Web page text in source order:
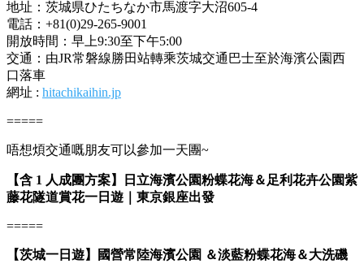
地址：茨城県ひたちなか市馬渡字大沼605-4
電話：+81(0)29-265-9001
開放時間：早上9:30至下午5:00
交通：由JR常磐線勝田站轉乘茨城交通巴士至於海濱公園西
口落車
網址 : hitachikaihin.jp
=====
唔想煩交通嘅朋友可以參加一天團~
【含 1 人成團方案】日立海濱公園粉蝶花海＆足利花卉公園紫
藤花隧道賞花一日遊｜東京銀座出發
=====
【茨城一日遊】國營常陸海濱公園 ＆淡藍粉蝶花海＆大洗磯